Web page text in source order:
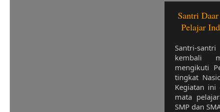
Santri
Pelajar
Santri-
kembali
mengikuti
tingkat
Kegiatan
mata
SMP dan